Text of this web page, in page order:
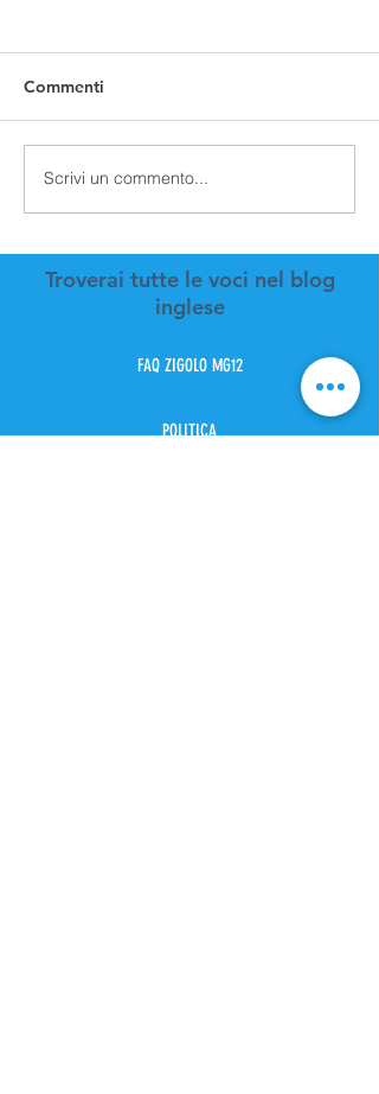
Commenti
Scrivi un commento...
Troverai tutte le voci nel blog
inglese
FAQ ZIGOLO MG12
POLITICA